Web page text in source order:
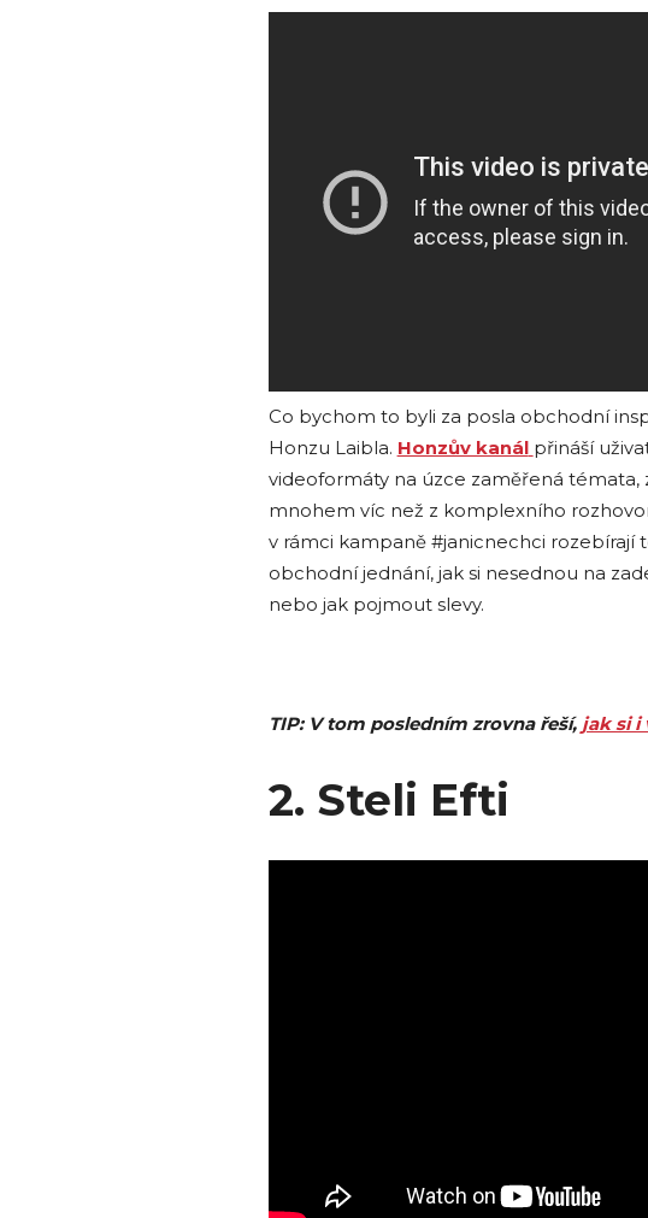
Co bychom to byli za posla obchodní
Honzu Laibla. Honzův kanál přináší
videoformáty na úzce zaměřená témata,
mnohem víc než z komplexního
v rámci kampaně #janicnechci rozebírají
obchodní jednání, jak si nesednou na
nebo jak pojmout slevy.
TIP: V tom posledním zrovna řeší, jak si i
2. Steli Efti